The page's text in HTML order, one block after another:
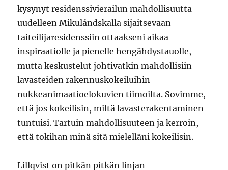
kysynyt residenssivierailun mahdollisuutta
uudelleen Mikulándskalla sijaitsevaan
taiteilijaresidenssiin ottaakseni aikaa
inspiraatiolle ja pienelle hengähdystauolle,
mutta keskustelut johtivatkin mahdollisiin
lavasteiden rakennuskokeiluihin
nukkeanimaatioelokuvien tiimoilta. Sovimme,
että jos kokeilisin, miltä lavasterakentaminen
tuntuisi. Tartuin mahdollisuuteen ja kerroin,
että tokihan minä sitä mielelläni kokeilisin.
Lillqvist on pitkän pitkän linjan